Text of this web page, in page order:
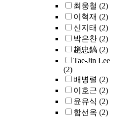
최웅철 (2)
이혁재 (2)
신지태 (2)
박은찬 (2)
趙忠鎬 (2)
Tae-Jin Lee
(2)
배병렬 (2)
이호근 (2)
윤유식 (2)
함선옥 (2)